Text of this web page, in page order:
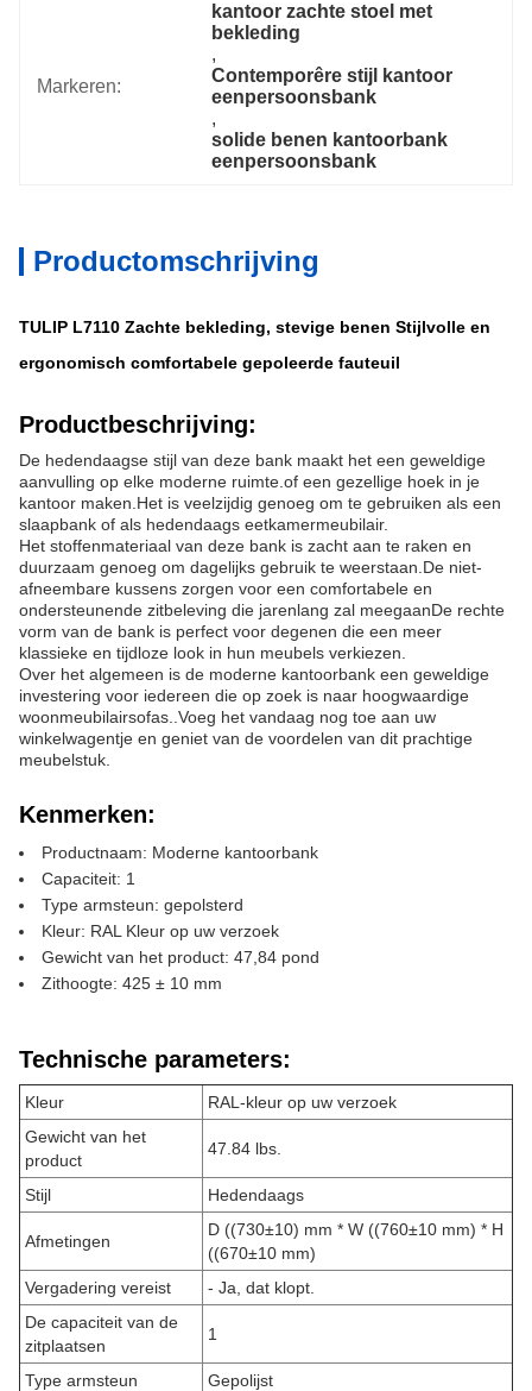
Markeren:
kantoor zachte stoel met
bekleding
,
Contemporêre stijl kantoor
eenpersoonsbank
,
solide benen kantoorbank
eenpersoonsbank
Productomschrijving
TULIP L7110 Zachte bekleding, stevige benen Stijlvolle en
ergonomisch comfortabele gepoleerde fauteuil
Productbeschrijving:
De hedendaagse stijl van deze bank maakt het een geweldige
aanvulling op elke moderne ruimte.of een gezellige hoek in je
kantoor maken.Het is veelzijdig genoeg om te gebruiken als een
slaapbank of als hedendaags eetkamermeubilair.
Het stoffenmateriaal van deze bank is zacht aan te raken en
duurzaam genoeg om dagelijks gebruik te weerstaan.De niet-
afneembare kussens zorgen voor een comfortabele en
ondersteunende zitbeleving die jarenlang zal meegaanDe rechte
vorm van de bank is perfect voor degenen die een meer
klassieke en tijdloze look in hun meubels verkiezen.
Over het algemeen is de moderne kantoorbank een geweldige
investering voor iedereen die op zoek is naar hoogwaardige
woonmeubilairsofas..Voeg het vandaag nog toe aan uw
winkelwagentje en geniet van de voordelen van dit prachtige
meubelstuk.
Kenmerken:
Productnaam: Moderne kantoorbank
Capaciteit: 1
Type armsteun: gepolsterd
Kleur: RAL Kleur op uw verzoek
Gewicht van het product: 47,84 pond
Zithoogte: 425 ± 10 mm
Technische parameters:
Kleur
RAL-kleur op uw verzoek
Gewicht van het
product
47.84 lbs.
Stijl Hedendaags
Afmetingen
D ((730±10) mm * W ((760±10 mm) * H
((670±10 mm)
Vergadering vereist
- Ja, dat klopt.
De capaciteit van de
zitplaatsen
1
Type armsteun Gepolijst